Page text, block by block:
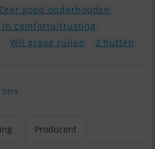
goed onderhouden
in comfortuitrusting
Wil graag ruilen 2 hutten
Producent